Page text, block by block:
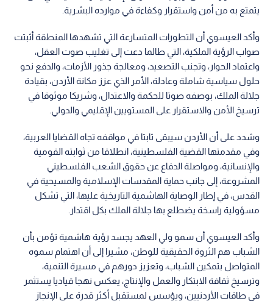
يتمتع به من أمن واستقرار وكفاءة في موارده البشرية.
وأكد العيسوي أن التطورات المتسارعة التي تشهدها المنطقة أثبتت
صواب الرؤية الملكية، التي طالما دعت إلى تغليب صوت العقل،
واعتماد الحوار، وتجنب التصعيد، ومعالجة جذور الأزمات، والدفع نحو
حلول سياسية شاملة وعادلة، الأمر الذي عزز مكانة الأردن، بقيادة
جلالة الملك، بوصفه صوتا للحكمة والاعتدال، وشريكا موثوقا في
ترسيخ الأمن والاستقرار على المستويين الإقليمي والدولي.
وشدد على أن الأردن سيبقى ثابتا في مواقفه تجاه القضايا العربية،
وفي مقدمتها القضية الفلسطينية، انطلاقا من ثوابته القومية
والإنسانية، ومواصلة الدفاع عن حقوق الشعب الفلسطيني
المشروعة، إلى جانب حماية المقدسات الإسلامية والمسيحية في
القدس، في إطار الوصاية الهاشمية التاريخية عليها، التي تشكل
مسؤولية راسخة يضطلع بها جلالة الملك بكل اقتدار.
وأكد العيسوي أن سمو ولي العهد يجسد رؤية هاشمية تؤمن بأن
الشباب هم الثروة الحقيقية للوطن، مشيرا إلى أن اهتمام سموه
المتواصل بتمكين الشباب، وتعزيز دورهم في مسيرة التنمية،
وترسيخ ثقافة الابتكار والعمل والإنتاج، يعكس نهجا قياديا يستثمر
في طاقات الأردنيين، ويؤسس لمستقبل أكثر قدرة على الإنجاز